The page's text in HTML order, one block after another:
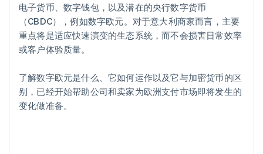
电子货币、数字钱包，以及潜在的央行数字货币
（CBDC），例如数字欧元。对于意大利商家而言，主要
重点将是适应快速演变的生态系统，而不会损害日常效率
或客户体验质量。
了解数字欧元是什么、它如何运作以及它与加密货币的区
别，已经开始帮助公司和卖家为欧洲支付市场即将发生的
变化做准备。